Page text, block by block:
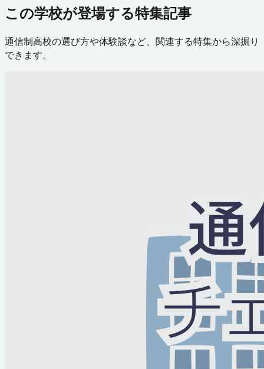
この学校が登場する特集記事
通信制高校の選び方や体験談など、関連する特集から深掘り
できます。